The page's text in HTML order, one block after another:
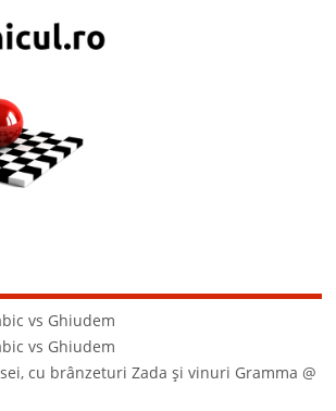
vs Ghiudem
vs Ghiudem
cu brânzeturi Zada şi vinuri Gramma @